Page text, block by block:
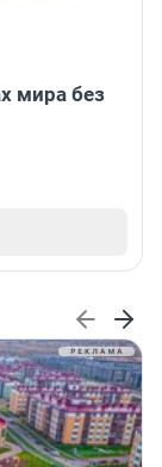
мира без